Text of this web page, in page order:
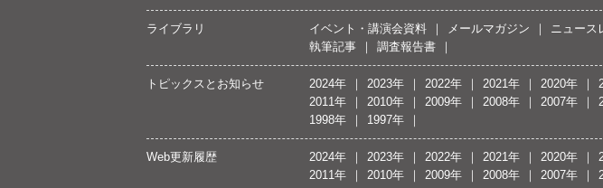
ライブラリ イベント・講演会資料 メールマガジン ニュース
執筆記事
調査報告書
トピックスとお知らせ 2024年 2023年 2022年 2021年 2020年
2011年
2010年 2009年 2008年 2007年
1998年
1997年
Web更新履歴 2024年 2023年 2022年 2021年 2020年
2011年
2010年 2009年 2008年 2007年